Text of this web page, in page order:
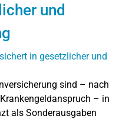
und
sind – nach
– in
als Sonderausgaben